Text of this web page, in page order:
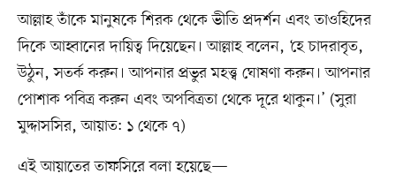
আল্লাহ তাঁকে মানুষকে শিরক থেকে ভীতি প্রদর্শন এবং তাওহিদের
দিকে আহ্বানের দায়িত্ব দিয়েছেন। আল্লাহ বলেন, ‘হে চাদরাবৃত,
উঠুন, সতর্ক করুন। আপনার প্রভুর মহত্ত্ব ঘোষণা করুন। আপনার
পোশাক পবিত্র করুন এবং অপবিত্রতা থেকে দূরে থাকুন।’ (সুরা
মুদ্দাসসির, আয়াত: ১ থেকে ৭)
এই আয়াতের তাফসিরে বলা হয়েছে—